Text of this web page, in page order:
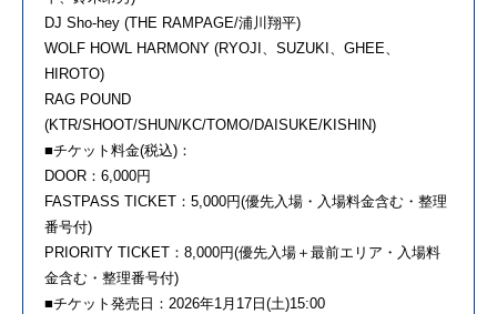
DJ Sho-hey (THE RAMPAGE/浦川翔平)
WOLF HOWL HARMONY (RYOJI、SUZUKI、GHEE、
HIROTO)
RAG POUND
(KTR/SHOOT/SHUN/KC/TOMO/DAISUKE/KISHIN)
■チケット料金(税込)：
DOOR：6,000円
FASTPASS TICKET：5,000円(優先入場・入場料金含む・整理
番号付)
PRIORITY TICKET：8,000円(優先入場＋最前エリア・入場料
金含む・整理番号付)
■チケット発売日：2026年1月17日(土)15:00